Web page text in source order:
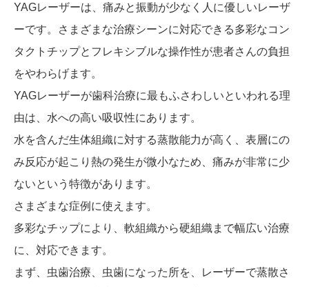
YAGレーザーは、痛みと振動が少なく人に優しいレーザ
ーです。さまざまな治療シーンに対応できる多彩なコン
タクトチップとフレキシブルな操作性が患者さんの負担
をやわらげます。
YAGレーザーが歯科治療に最もふさわしいといわれる理
由は、水への高い吸収性にあります。
水を含んだ生体組織に対する蒸散能力が高く、表層にの
み反応が起こり熱の発生が微小なため、痛みが非常に少
ないという特徴があります。
さまざまな症例に使えます。
多彩なチップにより、軟組織から硬組織まで幅広い治療
に、対応できます。
まず、虫歯治療、虫歯になった所を、レーザーで蒸散さ